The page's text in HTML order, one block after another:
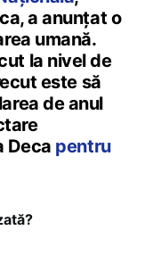
a anunțat o
umană.
la nivel de
este să
de anul
Deca pentru